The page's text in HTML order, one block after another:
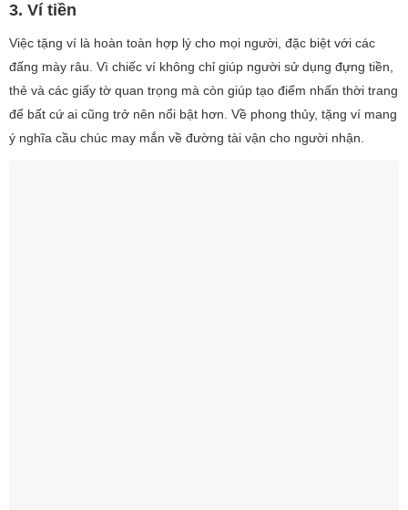
3. Ví tiền
Việc tặng ví là hoàn toàn hợp lý cho mọi người, đặc biệt với các
đấng mày râu. Vì chiếc ví không chỉ giúp người sử dụng đựng tiền,
thẻ và các giấy tờ quan trọng mà còn giúp tạo điểm nhấn thời trang
để bất cứ ai cũng trở nên nổi bật hơn. Về phong thủy, tặng ví mang
ý nghĩa cầu chúc may mắn về đường tài vận cho người nhận.